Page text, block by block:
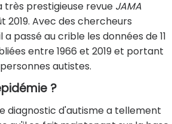
très prestigieuse revue JAMA
2019. Avec des chercheurs
passé au crible les données de 11
entre 1966 et 2019 et portant
autistes.
?
diagnostic d'autisme a tellement